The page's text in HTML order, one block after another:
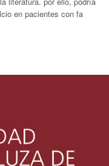
en pacientes con fa